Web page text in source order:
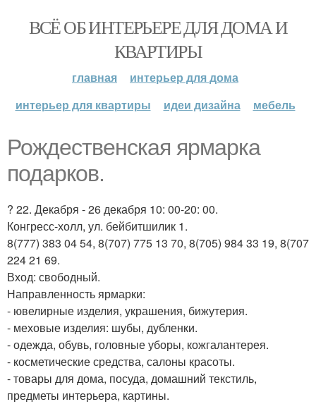
ВСЁ ОБ ИНТЕРЬЕРЕ ДЛЯ ДОМА И
КВАРТИРЫ
главная
интерьер для дома
интерьер для квартиры
идеи дизайна мебель
Рождественская ярмарка
подарков.
? 22. Декабря - 26 декабря 10: 00-20: 00.
Конгресс-холл, ул. бейбитшилик 1.
8(777) 383 04 54, 8(707) 775 13 70, 8(705) 984 33 19, 8(707
224 21 69.
Вход: свободный.
Направленность ярмарки:
- ювелирные изделия, украшения, бижутерия.
- меховые изделия: шубы, дубленки.
- одежда, обувь, головные уборы, кожгалантерея.
- косметические средства, салоны красоты.
- товары для дома, посуда, домашний текстиль,
предметы интерьера, картины.